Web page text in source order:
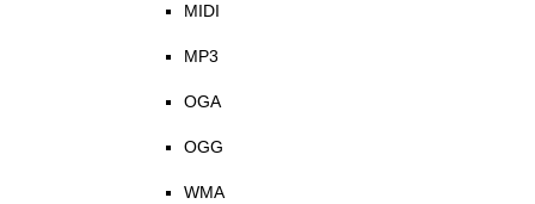
MIDI
MP3
OGA
OGG
WMA